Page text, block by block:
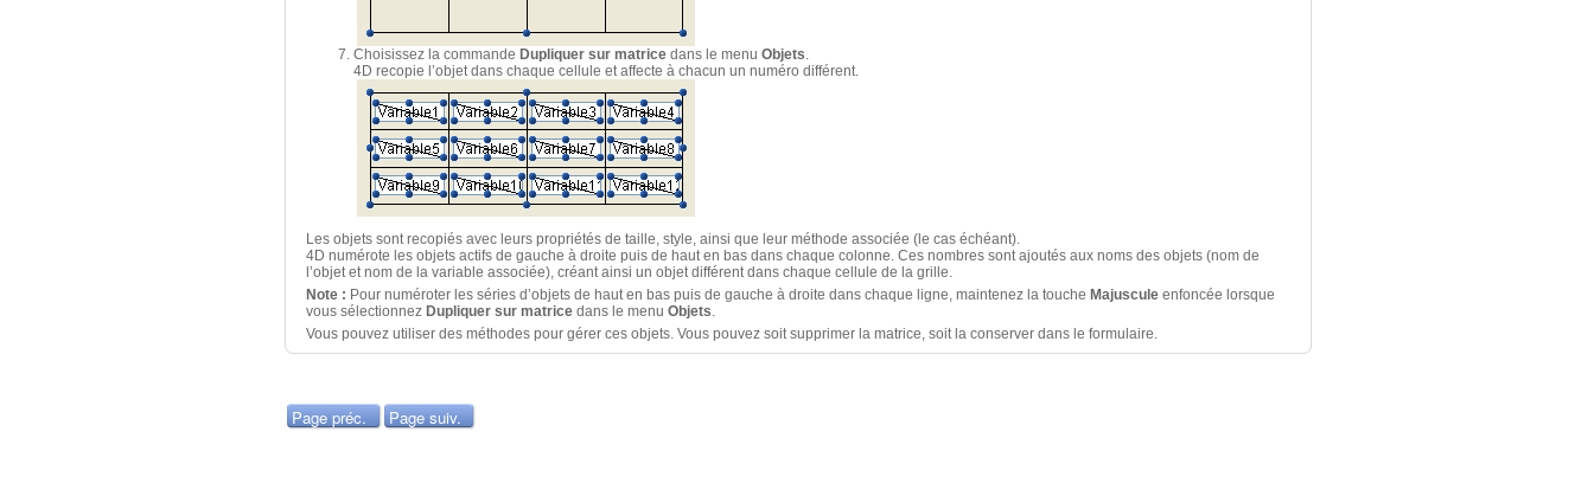
Choisissez la commande Dupliquer sur matrice dans le menu Objets.
4D recopie l’objet dans chaque cellule et affecte à chacun un numéro différent.
Les objets sont recopiés avec leurs propriétés de taille, style, ainsi que leur méthode associée (le cas échéant).
4D numérote les objets actifs de gauche à droite puis de haut en bas dans chaque colonne. Ces nombres sont ajoutés aux noms des objets (nom de
l’objet et nom de la variable associée), créant ainsi un objet différent dans chaque cellule de la grille.
Note : Pour numéroter les séries d’objets de haut en bas puis de gauche à droite dans chaque ligne, maintenez la touche Majuscule enfoncée lorsque
vous sélectionnez Dupliquer sur matrice dans le menu Objets.
Vous pouvez utiliser des méthodes pour gérer ces objets. Vous pouvez soit supprimer la matrice, soit la conserver dans le formulaire.
Page préc. Page suiv.